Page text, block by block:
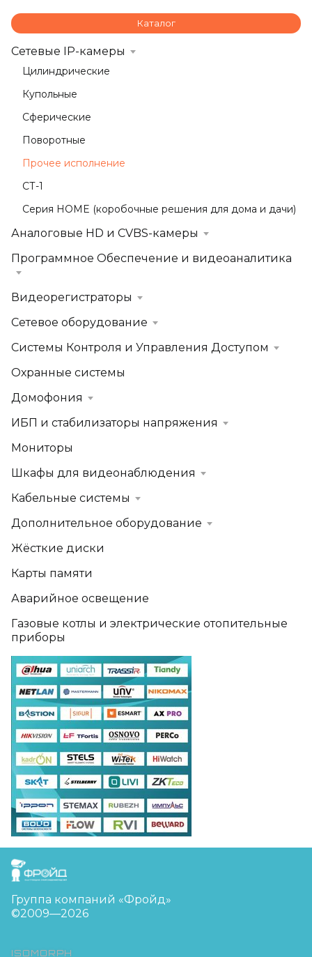
Каталог
Сетевые IP-камеры
Цилиндрические
Купольные
Сферические
Поворотные
Прочее исполнение
СТ-1
Серия HOME (коробочные решения для дома и дачи)
Аналоговые HD и CVBS-камеры
Программное Обеспечение и видеоаналитика
Видеорегистраторы
Сетевое оборудование
Системы Контроля и Управления Доступом
Охранные системы
Домофония
ИБП и стабилизаторы напряжения
Мониторы
Шкафы для видеонаблюдения
Кабельные системы
Дополнительное оборудование
Жёсткие диски
Карты памяти
Аварийное освещение
Газовые котлы и электрические отопительные
приборы
FreudGroup
Группа компаний «Фройд»
©2009—2026
ISOMORPH